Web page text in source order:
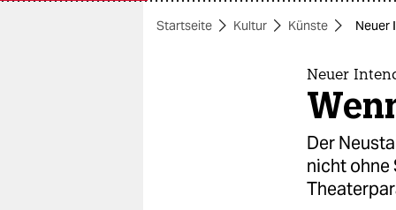
themen
Startseite Kultur Künste Neuer
Neuer
Der
nicht ohne